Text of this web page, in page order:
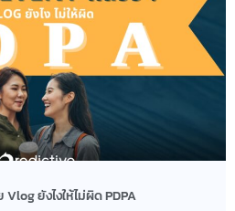
Vlog ยังไงให้ไม่ผิด PDPA